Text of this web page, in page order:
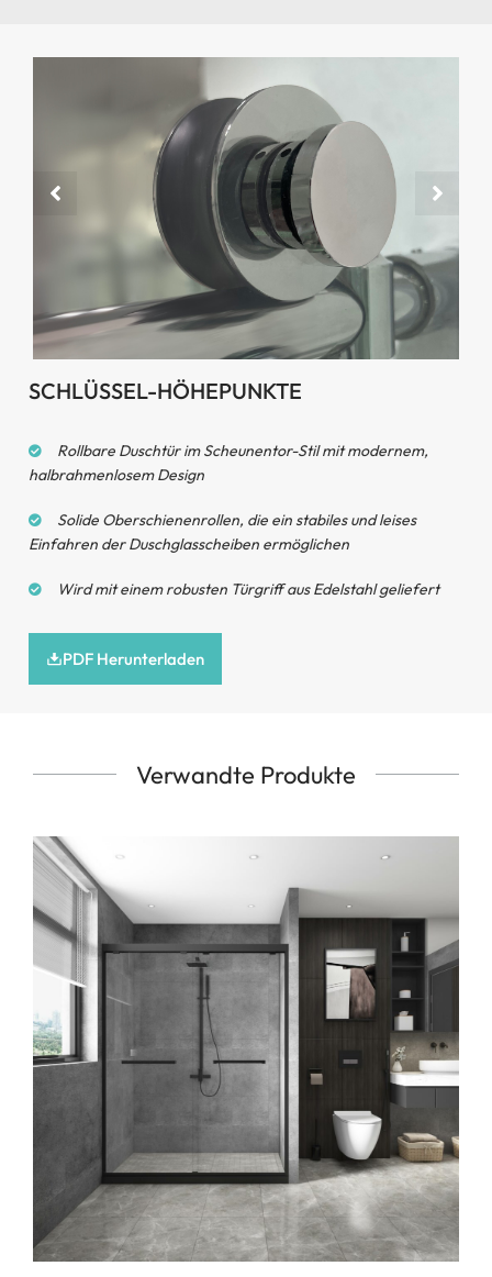
SCHLÜSSEL-HÖHEPUNKTE
Rollbare Duschtür im Scheunentor-Stil mit modernem,
halbrahmenlosem Design
Solide Oberschienenrollen, die ein stabiles und leises
Einfahren der Duschglasscheiben ermöglichen
Wird mit einem robusten Türgriff aus Edelstahl geliefert
PDF Herunterladen
Verwandte Produkte